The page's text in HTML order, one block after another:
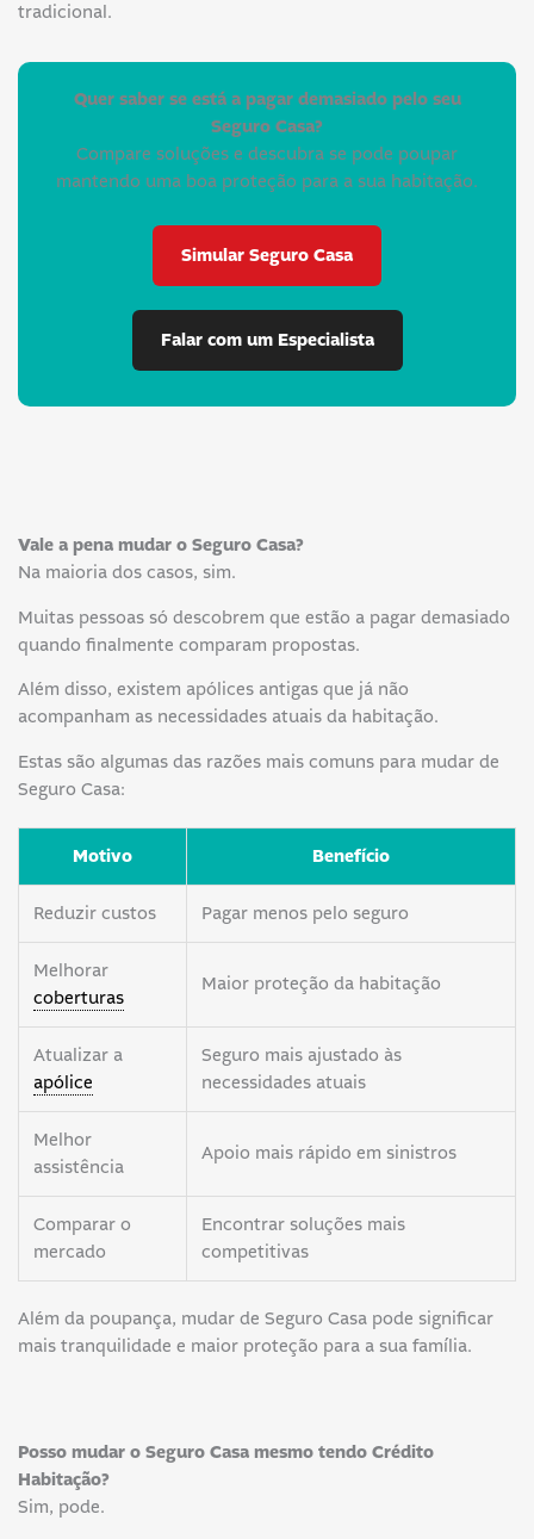
tradicional.
Quer saber se está a pagar demasiado pelo seu
Seguro Casa?
Compare soluções e descubra se pode poupar
mantendo uma boa proteção para a sua habitação.
Simular Seguro Casa
Falar com um Especialista
Vale a pena mudar o Seguro Casa?
Na maioria dos casos, sim.
Muitas pessoas só descobrem que estão a pagar demasiado
quando finalmente comparam propostas.
Além disso, existem apólices antigas que já não
acompanham as necessidades atuais da habitação.
Estas são algumas das razões mais comuns para mudar de
Seguro Casa:
Motivo Benefício
Reduzir custos Pagar menos pelo seguro
Melhorar
coberturas
Maior proteção da habitação
Atualizar a
apólice
Seguro mais ajustado às
necessidades atuais
Melhor
assistência
Apoio mais rápido em sinistros
Comparar o
mercado
Encontrar soluções mais
competitivas
Além da poupança, mudar de Seguro Casa pode significar
mais tranquilidade e maior proteção para a sua família.
Posso mudar o Seguro Casa mesmo tendo Crédito
Habitação?
Sim, pode.